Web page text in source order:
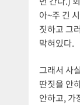
아~주 긴
짓하고 그
막혀있다.
그래서 사
딴짓을 안
안하고, 가